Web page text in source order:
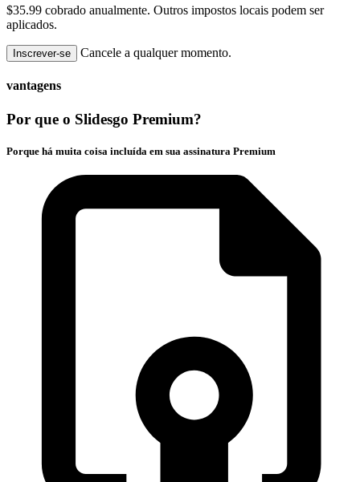
$35.99 cobrado anualmente. Outros impostos locais podem ser
aplicados.
Inscrever-se Cancele a qualquer momento.
vantagens
Por que o Slidesgo Premium?
Porque há muita coisa incluída em sua assinatura Premium